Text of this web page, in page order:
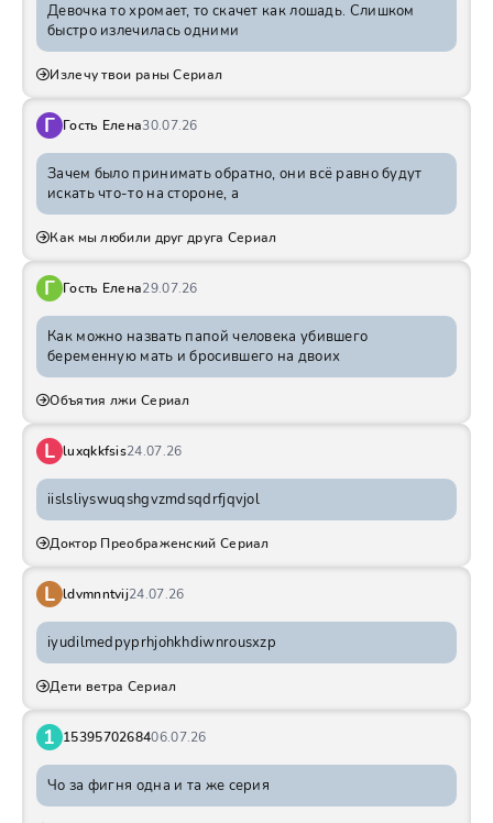
Девочка то хромает, то скачет как лошадь. Слишком
быстро излечилась одними
Излечу твои раны Сериал
Г Гость Елена30.07.26
Зачем было принимать обратно, они всё равно будут
искать что-то на стороне, а
Как мы любили друг друга Сериал
Г Гость Елена29.07.26
Как можно назвать папой человека убившего
беременную мать и бросившего на двоих
Объятия лжи Сериал
L luxqkkfsis24.07.26
iislsliyswuqshgvzmdsqdrfjqvjol
Доктор Преображенский Сериал
L ldvmnntvij24.07.26
iyudilmedpyprhjohkhdiwnrousxzp
Дети ветра Сериал
1 1539570268406.07.26
Чо за фигня одна и та же серия